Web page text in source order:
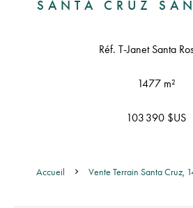
SANTA CRUZ
Réf. T-Janet Santa
1477 m²
103 390 $US
Accueil Vente Terrain Santa Cruz,